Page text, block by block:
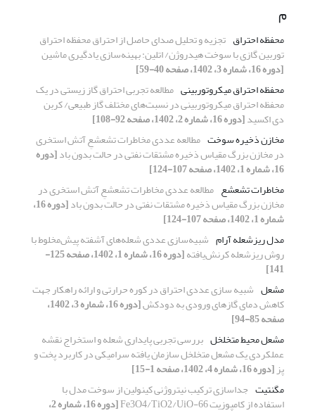
م
محفظه احتراق تجزیه و تحلیل صدای حاصل از احتراق محفظه احتراق
توربین گازی با سوخت هیدروژن/ اتلین: بهینه‌سازی یادگیری ماشین
[دوره 16، شماره 3، 1402، صفحه 40-59]
محفظه احتراق میکروتوربینی مطالعه تجربی احتراق گاز زیستی در یک
محفظه احتراق میکروتوربینی در نسبت‌های مختلف گاز طبیعی/ کربن
دی اکسید[دوره 16، شماره 2، 1402، صفحه 92-108]
مخازن ذخیره سوخت مطالعه عددی مخاطرات تشعشعِ آتش استخری
در مخازن بزرگ مقیاس ذخیره مشتقات نفتی در حالت بدون باد[دوره
16، شماره 1، 1402، صفحه 107-124]
مخاطرات تشعشع مطالعه عددی مخاطرات تشعشعِ آتش استخری در
مخازن بزرگ مقیاس ذخیره مشتقات نفتی در حالت بدون باد [دوره 16،
شماره 1، 1402، صفحه 107-124]
مدل ریزشعله آرام شبیه‌سازی عددی شعله‌های ‌آشفته پیش‌مخلوط با
روش ریزشعله کرنش‌یافته [دوره 16، شماره 1، 1402، صفحه 125-
141]
مشعل شبیه سازی عددی احتراق در کوره حرارتی و ارائه راهکار جهت
کاهش دمای گازهای ورودی به دودکش [دوره 16، شماره 3، 1402،
صفحه 85-94]
مشعل محیط متخلخل بررسی تجربی پایداری شعله و استخراج نقشه
عملکردی یک مشعل متخلخل سازمان یافته سرامیکی در کاربرد پخت و
پز[دوره 16، شماره 4، 1402، صفحه 1-15]
مگنتیت جداسازی ترکیب نیتروژنی کینولین از سوخت مدل با
استفاده از کامپوزیت Fe3O4/TiO2/UiO-66 [دوره 16، شماره 2،